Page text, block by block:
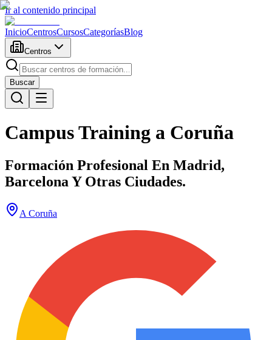
Ir al contenido principal
InicioCentrosCursosCategoríasBlog
Centros
Buscar
Campus Training a Coruña
Formación Profesional En Madrid,
Barcelona Y Otras Ciudades.
A Coruña